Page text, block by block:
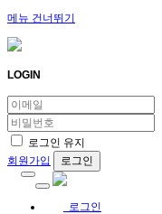
메뉴 건너뛰기
LOGIN
로그인 유지
회원가입
로그인